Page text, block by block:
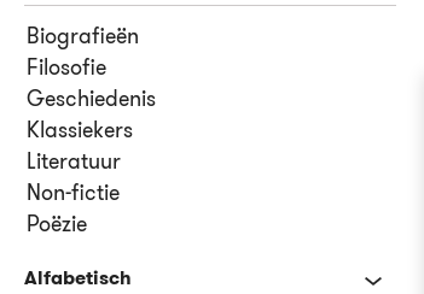
Biografieën
Filosofie
Geschiedenis
Klassiekers
Literatuur
Non-fictie
Poëzie
Alfabetisch